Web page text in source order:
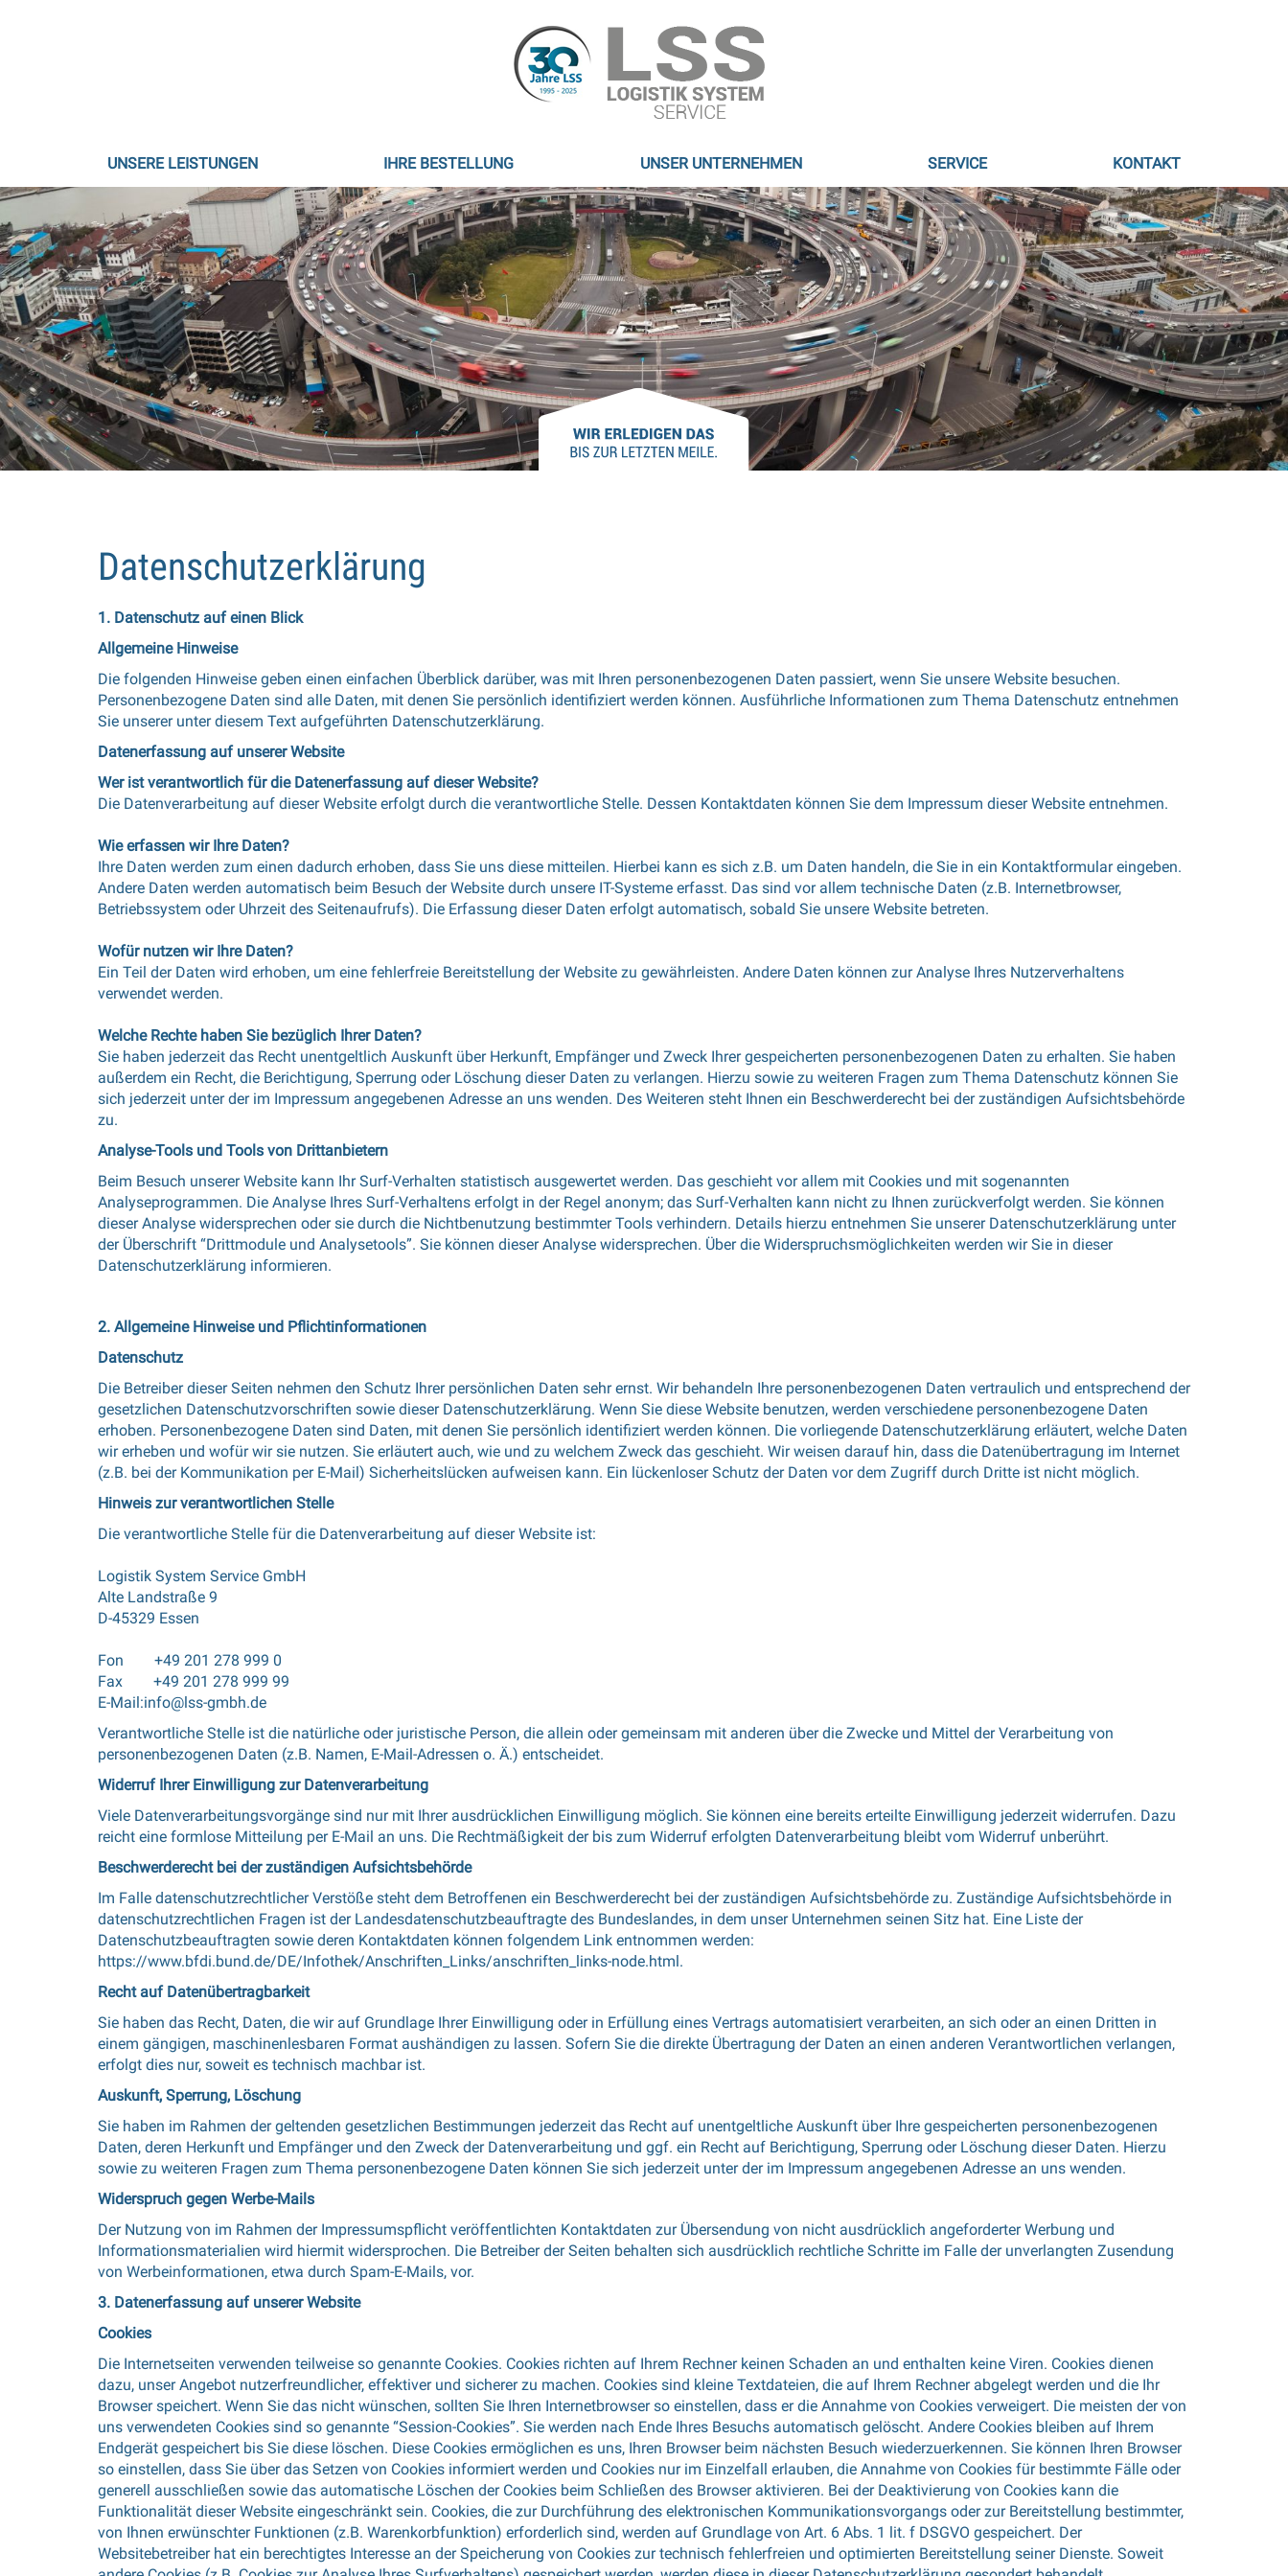
Hauptnavigation
UNSERE LEISTUNGEN IHRE BESTELLUNG UNSER UNTERNEHMEN SERVICE KONTAKT
Datenschutzerklärung
1. Datenschutz auf einen Blick
Allgemeine Hinweise
Die folgenden Hinweise geben einen einfachen Überblick darüber, was mit Ihren personenbezogenen Daten passiert, wenn Sie unsere Website besuchen.
Personenbezogene Daten sind alle Daten, mit denen Sie persönlich identifiziert werden können. Ausführliche Informationen zum Thema Datenschutz entnehmen
Sie unserer unter diesem Text aufgeführten Datenschutzerklärung.
Datenerfassung auf unserer Website
Wer ist verantwortlich für die Datenerfassung auf dieser Website?
Die Datenverarbeitung auf dieser Website erfolgt durch die verantwortliche Stelle. Dessen Kontaktdaten können Sie dem Impressum dieser Website entnehmen.
Wie erfassen wir Ihre Daten?
Ihre Daten werden zum einen dadurch erhoben, dass Sie uns diese mitteilen. Hierbei kann es sich z.B. um Daten handeln, die Sie in ein Kontaktformular eingeben.
Andere Daten werden automatisch beim Besuch der Website durch unsere IT-Systeme erfasst. Das sind vor allem technische Daten (z.B. Internetbrowser,
Betriebssystem oder Uhrzeit des Seitenaufrufs). Die Erfassung dieser Daten erfolgt automatisch, sobald Sie unsere Website betreten.
Wofür nutzen wir Ihre Daten?
Ein Teil der Daten wird erhoben, um eine fehlerfreie Bereitstellung der Website zu gewährleisten. Andere Daten können zur Analyse Ihres Nutzerverhaltens
verwendet werden.
Welche Rechte haben Sie bezüglich Ihrer Daten?
Sie haben jederzeit das Recht unentgeltlich Auskunft über Herkunft, Empfänger und Zweck Ihrer gespeicherten personenbezogenen Daten zu erhalten. Sie haben
außerdem ein Recht, die Berichtigung, Sperrung oder Löschung dieser Daten zu verlangen. Hierzu sowie zu weiteren Fragen zum Thema Datenschutz können Sie
sich jederzeit unter der im Impressum angegebenen Adresse an uns wenden. Des Weiteren steht Ihnen ein Beschwerderecht bei der zuständigen Aufsichtsbehörde
zu.
Analyse-Tools und Tools von Drittanbietern
Beim Besuch unserer Website kann Ihr Surf-Verhalten statistisch ausgewertet werden. Das geschieht vor allem mit Cookies und mit sogenannten
Analyseprogrammen. Die Analyse Ihres Surf-Verhaltens erfolgt in der Regel anonym; das Surf-Verhalten kann nicht zu Ihnen zurückverfolgt werden. Sie können
dieser Analyse widersprechen oder sie durch die Nichtbenutzung bestimmter Tools verhindern. Details hierzu entnehmen Sie unserer Datenschutzerklärung unter
der Überschrift “Drittmodule und Analysetools”. Sie können dieser Analyse widersprechen. Über die Widerspruchsmöglichkeiten werden wir Sie in dieser
Datenschutzerklärung informieren.
2. Allgemeine Hinweise und Pflichtinformationen
Datenschutz
Die Betreiber dieser Seiten nehmen den Schutz Ihrer persönlichen Daten sehr ernst. Wir behandeln Ihre personenbezogenen Daten vertraulich und entsprechend der
gesetzlichen Datenschutzvorschriften sowie dieser Datenschutzerklärung. Wenn Sie diese Website benutzen, werden verschiedene personenbezogene Daten
erhoben. Personenbezogene Daten sind Daten, mit denen Sie persönlich identifiziert werden können. Die vorliegende Datenschutzerklärung erläutert, welche Daten
wir erheben und wofür wir sie nutzen. Sie erläutert auch, wie und zu welchem Zweck das geschieht. Wir weisen darauf hin, dass die Datenübertragung im Internet
(z.B. bei der Kommunikation per E-Mail) Sicherheitslücken aufweisen kann. Ein lückenloser Schutz der Daten vor dem Zugriff durch Dritte ist nicht möglich.
Hinweis zur verantwortlichen Stelle
Die verantwortliche Stelle für die Datenverarbeitung auf dieser Website ist:
Logistik System Service GmbH
Alte Landstraße 9
D-45329 Essen
Fon +49 201 278 999 0
Fax +49 201 278 999 99
E-Mail:info@lss-gmbh.de
Verantwortliche Stelle ist die natürliche oder juristische Person, die allein oder gemeinsam mit anderen über die Zwecke und Mittel der Verarbeitung von
personenbezogenen Daten (z.B. Namen, E-Mail-Adressen o. Ä.) entscheidet.
Widerruf Ihrer Einwilligung zur Datenverarbeitung
Viele Datenverarbeitungsvorgänge sind nur mit Ihrer ausdrücklichen Einwilligung möglich. Sie können eine bereits erteilte Einwilligung jederzeit widerrufen. Dazu
reicht eine formlose Mitteilung per E-Mail an uns. Die Rechtmäßigkeit der bis zum Widerruf erfolgten Datenverarbeitung bleibt vom Widerruf unberührt.
Beschwerderecht bei der zuständigen Aufsichtsbehörde
Im Falle datenschutzrechtlicher Verstöße steht dem Betroffenen ein Beschwerderecht bei der zuständigen Aufsichtsbehörde zu. Zuständige Aufsichtsbehörde in
datenschutzrechtlichen Fragen ist der Landesdatenschutzbeauftragte des Bundeslandes, in dem unser Unternehmen seinen Sitz hat. Eine Liste der
Datenschutzbeauftragten sowie deren Kontaktdaten können folgendem Link entnommen werden:
https://www.bfdi.bund.de/DE/Infothek/Anschriften_Links/anschriften_links-node.html.
Recht auf Datenübertragbarkeit
Sie haben das Recht, Daten, die wir auf Grundlage Ihrer Einwilligung oder in Erfüllung eines Vertrags automatisiert verarbeiten, an sich oder an einen Dritten in
einem gängigen, maschinenlesbaren Format aushändigen zu lassen. Sofern Sie die direkte Übertragung der Daten an einen anderen Verantwortlichen verlangen,
erfolgt dies nur, soweit es technisch machbar ist.
Auskunft, Sperrung, Löschung
Sie haben im Rahmen der geltenden gesetzlichen Bestimmungen jederzeit das Recht auf unentgeltliche Auskunft über Ihre gespeicherten personenbezogenen
Daten, deren Herkunft und Empfänger und den Zweck der Datenverarbeitung und ggf. ein Recht auf Berichtigung, Sperrung oder Löschung dieser Daten. Hierzu
sowie zu weiteren Fragen zum Thema personenbezogene Daten können Sie sich jederzeit unter der im Impressum angegebenen Adresse an uns wenden.
Widerspruch gegen Werbe-Mails
Der Nutzung von im Rahmen der Impressumspflicht veröffentlichten Kontaktdaten zur Übersendung von nicht ausdrücklich angeforderter Werbung und
Informationsmaterialien wird hiermit widersprochen. Die Betreiber der Seiten behalten sich ausdrücklich rechtliche Schritte im Falle der unverlangten Zusendung
von Werbeinformationen, etwa durch Spam-E-Mails, vor.
3. Datenerfassung auf unserer Website
Cookies
Die Internetseiten verwenden teilweise so genannte Cookies. Cookies richten auf Ihrem Rechner keinen Schaden an und enthalten keine Viren. Cookies dienen
dazu, unser Angebot nutzerfreundlicher, effektiver und sicherer zu machen. Cookies sind kleine Textdateien, die auf Ihrem Rechner abgelegt werden und die Ihr
Browser speichert. Wenn Sie das nicht wünschen, sollten Sie Ihren Internetbrowser so einstellen, dass er die Annahme von Cookies verweigert. Die meisten der von
uns verwendeten Cookies sind so genannte “Session-Cookies”. Sie werden nach Ende Ihres Besuchs automatisch gelöscht. Andere Cookies bleiben auf Ihrem
Endgerät gespeichert bis Sie diese löschen. Diese Cookies ermöglichen es uns, Ihren Browser beim nächsten Besuch wiederzuerkennen. Sie können Ihren Browser
so einstellen, dass Sie über das Setzen von Cookies informiert werden und Cookies nur im Einzelfall erlauben, die Annahme von Cookies für bestimmte Fälle oder
generell ausschließen sowie das automatische Löschen der Cookies beim Schließen des Browser aktivieren. Bei der Deaktivierung von Cookies kann die
Funktionalität dieser Website eingeschränkt sein. Cookies, die zur Durchführung des elektronischen Kommunikationsvorgangs oder zur Bereitstellung bestimmter,
von Ihnen erwünschter Funktionen (z.B. Warenkorbfunktion) erforderlich sind, werden auf Grundlage von Art. 6 Abs. 1 lit. f DSGVO gespeichert. Der
Websitebetreiber hat ein berechtigtes Interesse an der Speicherung von Cookies zur technisch fehlerfreien und optimierten Bereitstellung seiner Dienste. Soweit